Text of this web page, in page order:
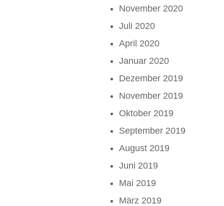
November 2020
Juli 2020
April 2020
Januar 2020
Dezember 2019
November 2019
Oktober 2019
September 2019
August 2019
Juni 2019
Mai 2019
März 2019